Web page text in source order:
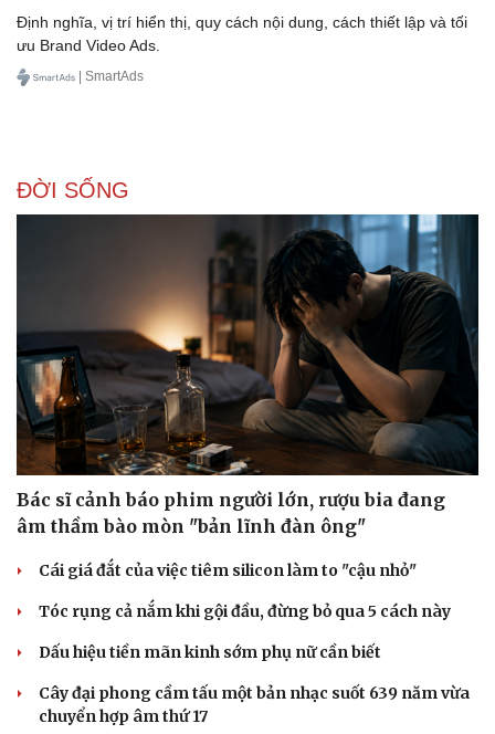
Định nghĩa, vị trí hiển thị, quy cách nội dung, cách thiết lập và tối
ưu Brand Video Ads.
| SmartAds
ĐỜI SỐNG
Bác sĩ cảnh báo phim người lớn, rượu bia đang
âm thầm bào mòn "bản lĩnh đàn ông"
Cái giá đắt của việc tiêm silicon làm to "cậu nhỏ"
Tóc rụng cả nắm khi gội đầu, đừng bỏ qua 5 cách này
Dấu hiệu tiền mãn kinh sớm phụ nữ cần biết
Cây đại phong cầm tấu một bản nhạc suốt 639 năm vừa
chuyển hợp âm thứ 17